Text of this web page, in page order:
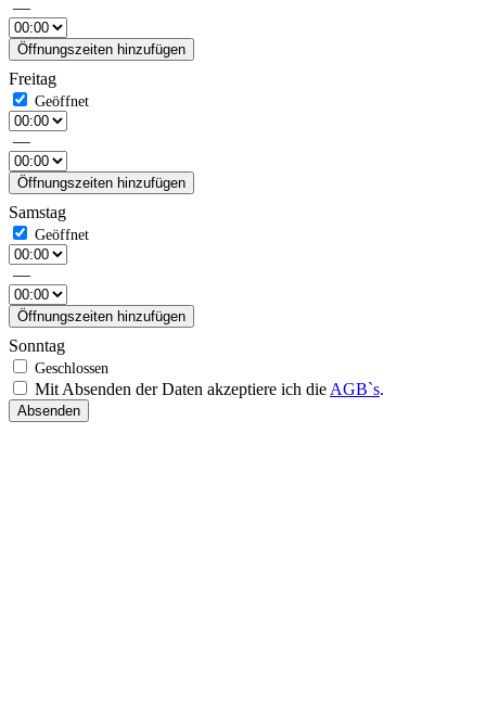
—
Öffnungszeiten hinzufügen
Freitag
—
Öffnungszeiten hinzufügen
Samstag
—
Öffnungszeiten hinzufügen
Sonntag
Mit Absenden der Daten akzeptiere ich die AGB`s.
Absenden